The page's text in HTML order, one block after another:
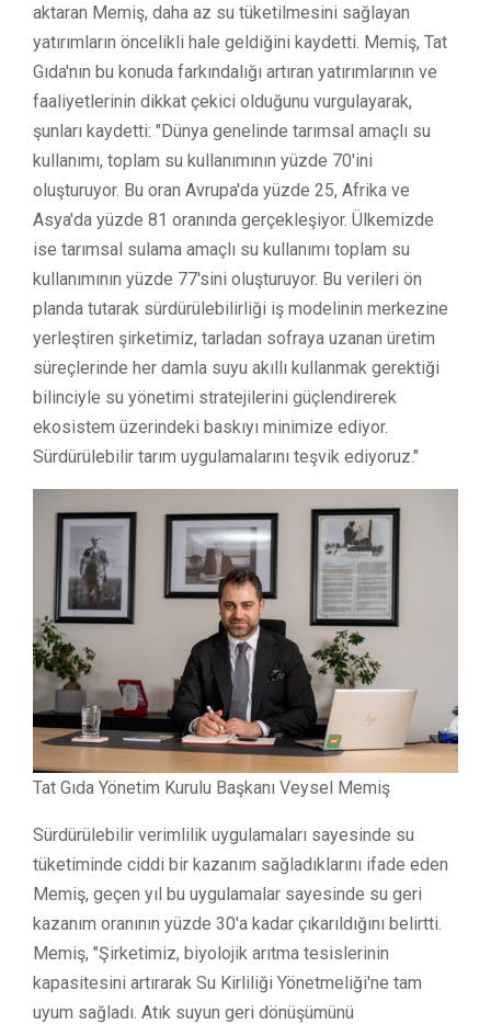
aktaran Memiş, daha az su tüketilmesini sağlayan
yatırımların öncelikli hale geldiğini kaydetti. Memiş, Tat
Gıda'nın bu konuda farkındalığı artıran yatırımlarının ve
faaliyetlerinin dikkat çekici olduğunu vurgulayarak,
şunları kaydetti: "Dünya genelinde tarımsal amaçlı su
kullanımı, toplam su kullanımının yüzde 70'ini
oluşturuyor. Bu oran Avrupa'da yüzde 25, Afrika ve
Asya'da yüzde 81 oranında gerçekleşiyor. Ülkemizde
ise tarımsal sulama amaçlı su kullanımı toplam su
kullanımının yüzde 77'sini oluşturuyor. Bu verileri ön
planda tutarak sürdürülebilirliği iş modelinin merkezine
yerleştiren şirketimiz, tarladan sofraya uzanan üretim
süreçlerinde her damla suyu akıllı kullanmak gerektiği
bilinciyle su yönetimi stratejilerini güçlendirerek
ekosistem üzerindeki baskıyı minimize ediyor.
Sürdürülebilir tarım uygulamalarını teşvik ediyoruz."
Tat Gıda Yönetim Kurulu Başkanı Veysel Memiş
Sürdürülebilir verimlilik uygulamaları sayesinde su
tüketiminde ciddi bir kazanım sağladıklarını ifade eden
Memiş, geçen yıl bu uygulamalar sayesinde su geri
kazanım oranının yüzde 30'a kadar çıkarıldığını belirtti.
Memiş, "Şirketimiz, biyolojik arıtma tesislerinin
kapasitesini artırarak Su Kirliliği Yönetmeliği'ne tam
uyum sağladı. Atık suyun geri dönüşümünü